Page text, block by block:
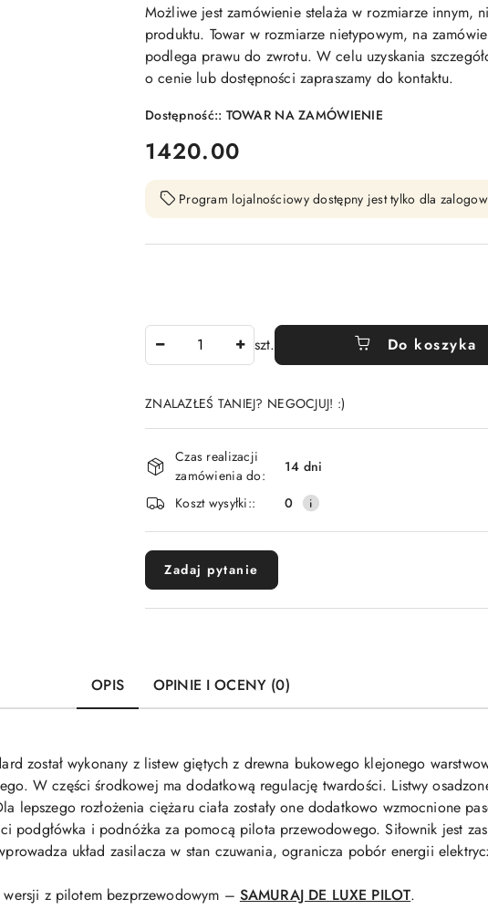
Możliwe jest zamówienie stelaża w rozmiarze innym,
produktu. Towar w rozmiarze nietypowym, na
podlega prawu do zwrotu. W celu uzyskania
o cenie lub dostępności zapraszamy do kontaktu.
Dostępność:: TOWAR NA ZAMÓWIENIE
cena:
1420.00
Program lojalnościowy dostępny jest tylko dla
szt. Do koszyka
ZNALAZŁEŚ TANIEJ? NEGOCJUJ! :)
Dostępność
i
dostawa
Czas realizacji
zamówienia do:
14 dni
Koszt wysyłki::
0
Zadaj pytanie
OPIS OPINIE I OCENY (0)
został wykonany z listew giętych z drewna bukowego klejonego
W części środkowej ma dodatkową regulację twardości. Listwy
lepszego rozłożenia ciężaru ciała zostały one dodatkowo wzmocnione
podgłówka i podnóżka za pomocą pilota przewodowego. Siłownik jest
układ zasilacza w stan czuwania, ogranicza pobór energii
z pilotem bezprzewodowym – SAMURAJ DE LUXE PILOT.